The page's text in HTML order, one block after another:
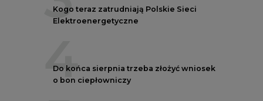
Kogo teraz zatrudniają Polskie Sieci
Elektroenergetyczne
4
Do końca sierpnia trzeba złożyć wniosek
o bon ciepłowniczy